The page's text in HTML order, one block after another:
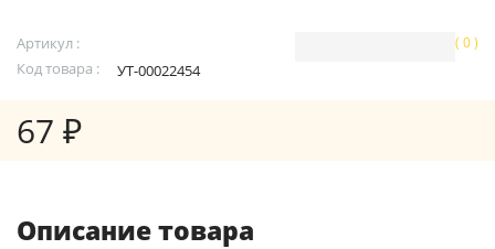
Артикул :
Код товара :
УТ-00022454
( 0 )
67 ₽
Описание товара